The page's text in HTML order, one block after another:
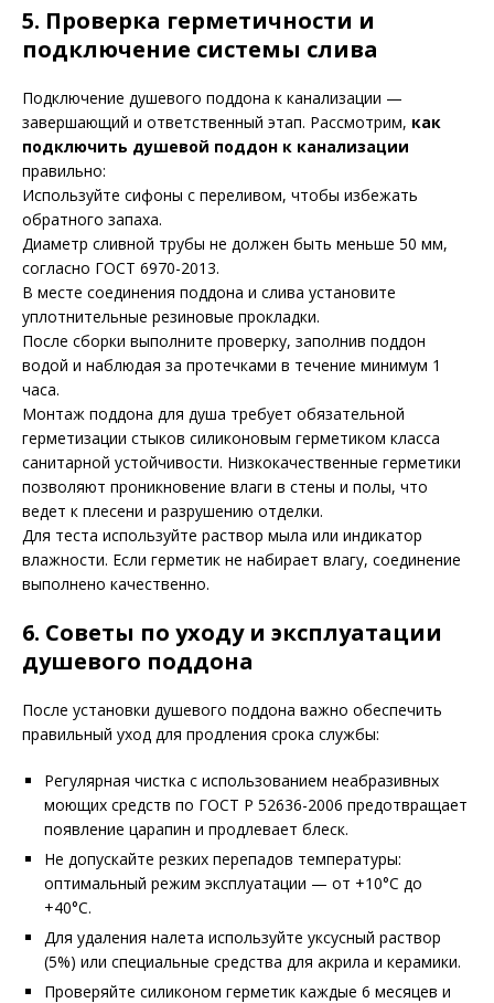
5. Проверка герметичности и
подключение системы слива
Подключение душевого поддона к канализации —
завершающий и ответственный этап. Рассмотрим, как
подключить душевой поддон к канализации
правильно:
Используйте сифоны с переливом, чтобы избежать
обратного запаха.
Диаметр сливной трубы не должен быть меньше 50 мм,
согласно ГОСТ 6970-2013.
В месте соединения поддона и слива установите
уплотнительные резиновые прокладки.
После сборки выполните проверку, заполнив поддон
водой и наблюдая за протечками в течение минимум 1
часа.
Монтаж поддона для душа требует обязательной
герметизации стыков силиконовым герметиком класса
санитарной устойчивости. Низкокачественные герметики
позволяют проникновение влаги в стены и полы, что
ведет к плесени и разрушению отделки.
Для теста используйте раствор мыла или индикатор
влажности. Если герметик не набирает влагу, соединение
выполнено качественно.
6. Советы по уходу и эксплуатации
душевого поддона
После установки душевого поддона важно обеспечить
правильный уход для продления срока службы:
Регулярная чистка с использованием неабразивных
моющих средств по ГОСТ Р 52636-2006 предотвращает
появление царапин и продлевает блеск.
Не допускайте резких перепадов температуры:
оптимальный режим эксплуатации — от +10°C до
+40°C.
Для удаления налета используйте уксусный раствор
(5%) или специальные средства для акрила и керамики.
Проверяйте силиконом герметик каждые 6 месяцев и